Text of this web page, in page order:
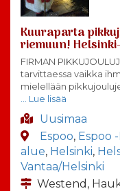
Kuuraparta
riemuun!
FIRMAN
tarvittaessa vaikka
mielellään
… Lue lisää
Uusimaa
Espoo, Espoo
alue, Helsinki,
Vantaa/Helsinki
Westend,